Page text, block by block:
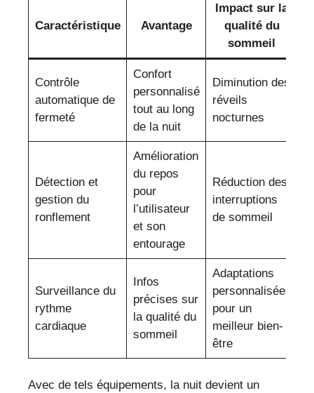
Caractéristique Avantage
Impact sur la
qualité du
sommeil
Contrôle
automatique de
fermeté
Confort
personnalisé
tout au long
de la nuit
Diminution des
réveils
nocturnes
Détection et
gestion du
ronflement
Amélioration
du repos
pour
l’utilisateur
et son
entourage
Réduction des
interruptions
de sommeil
Surveillance du
rythme
cardiaque
Infos
précises sur
la qualité du
sommeil
Adaptations
personnalisées
pour un
meilleur bien-
être
Avec de tels équipements, la nuit devient un